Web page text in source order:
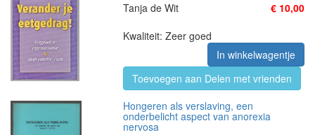
Tanja de Wit
€ 10,00
Kwaliteit: Zeer goed
In winkelwagentje
Toevoegen aan Delen met vrienden
Hongeren als verslaving, een
onderbelicht aspect van anorexia
nervosa